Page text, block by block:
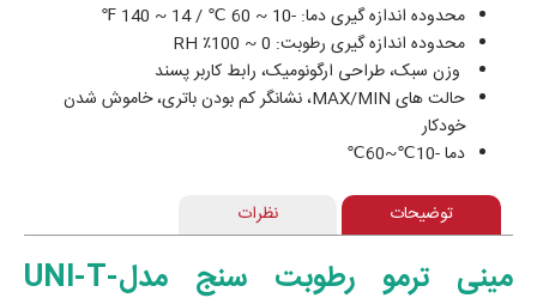
محدوده اندازه گیری دما: -10 ~ 60 ℃ / 14 ~ 140 ℉
محدوده اندازه گیری رطوبت: 0 ~ 100٪ RH
وزن سبک، طراحی ارگونومیک، رابط کاربر پسند
حالت های MAX/MIN، نشانگر کم بودن باتری، خاموش شدن
خودکار
دما -10℃~60℃
توضیحات نظرات
مینی ترمو رطوبت سنج مدلUNI-T-